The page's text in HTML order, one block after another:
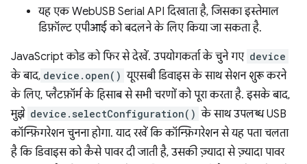
यह एक WebUSB Serial API दिखाता है, जिसका इस्तेमाल
डिफ़ॉल्ट एपीआई को बदलने के लिए किया जा सकता है.
JavaScript कोड को फिर से देखें. उपयोगकर्ता के चुने गए device
के बाद, device.open() यूएसबी डिवाइस के साथ सेशन शुरू करने
के लिए, प्लैटफ़ॉर्म के हिसाब से सभी चरणों को पूरा करता है. इसके बाद,
मुझे device.selectConfiguration() के साथ उपलब्ध USB
कॉन्फ़िगरेशन चुनना होगा. याद रखें कि कॉन्फ़िगरेशन से यह पता चलता
है कि डिवाइस को कैसे पावर दी जाती है, उसकी ज़्यादा से ज़्यादा पावर